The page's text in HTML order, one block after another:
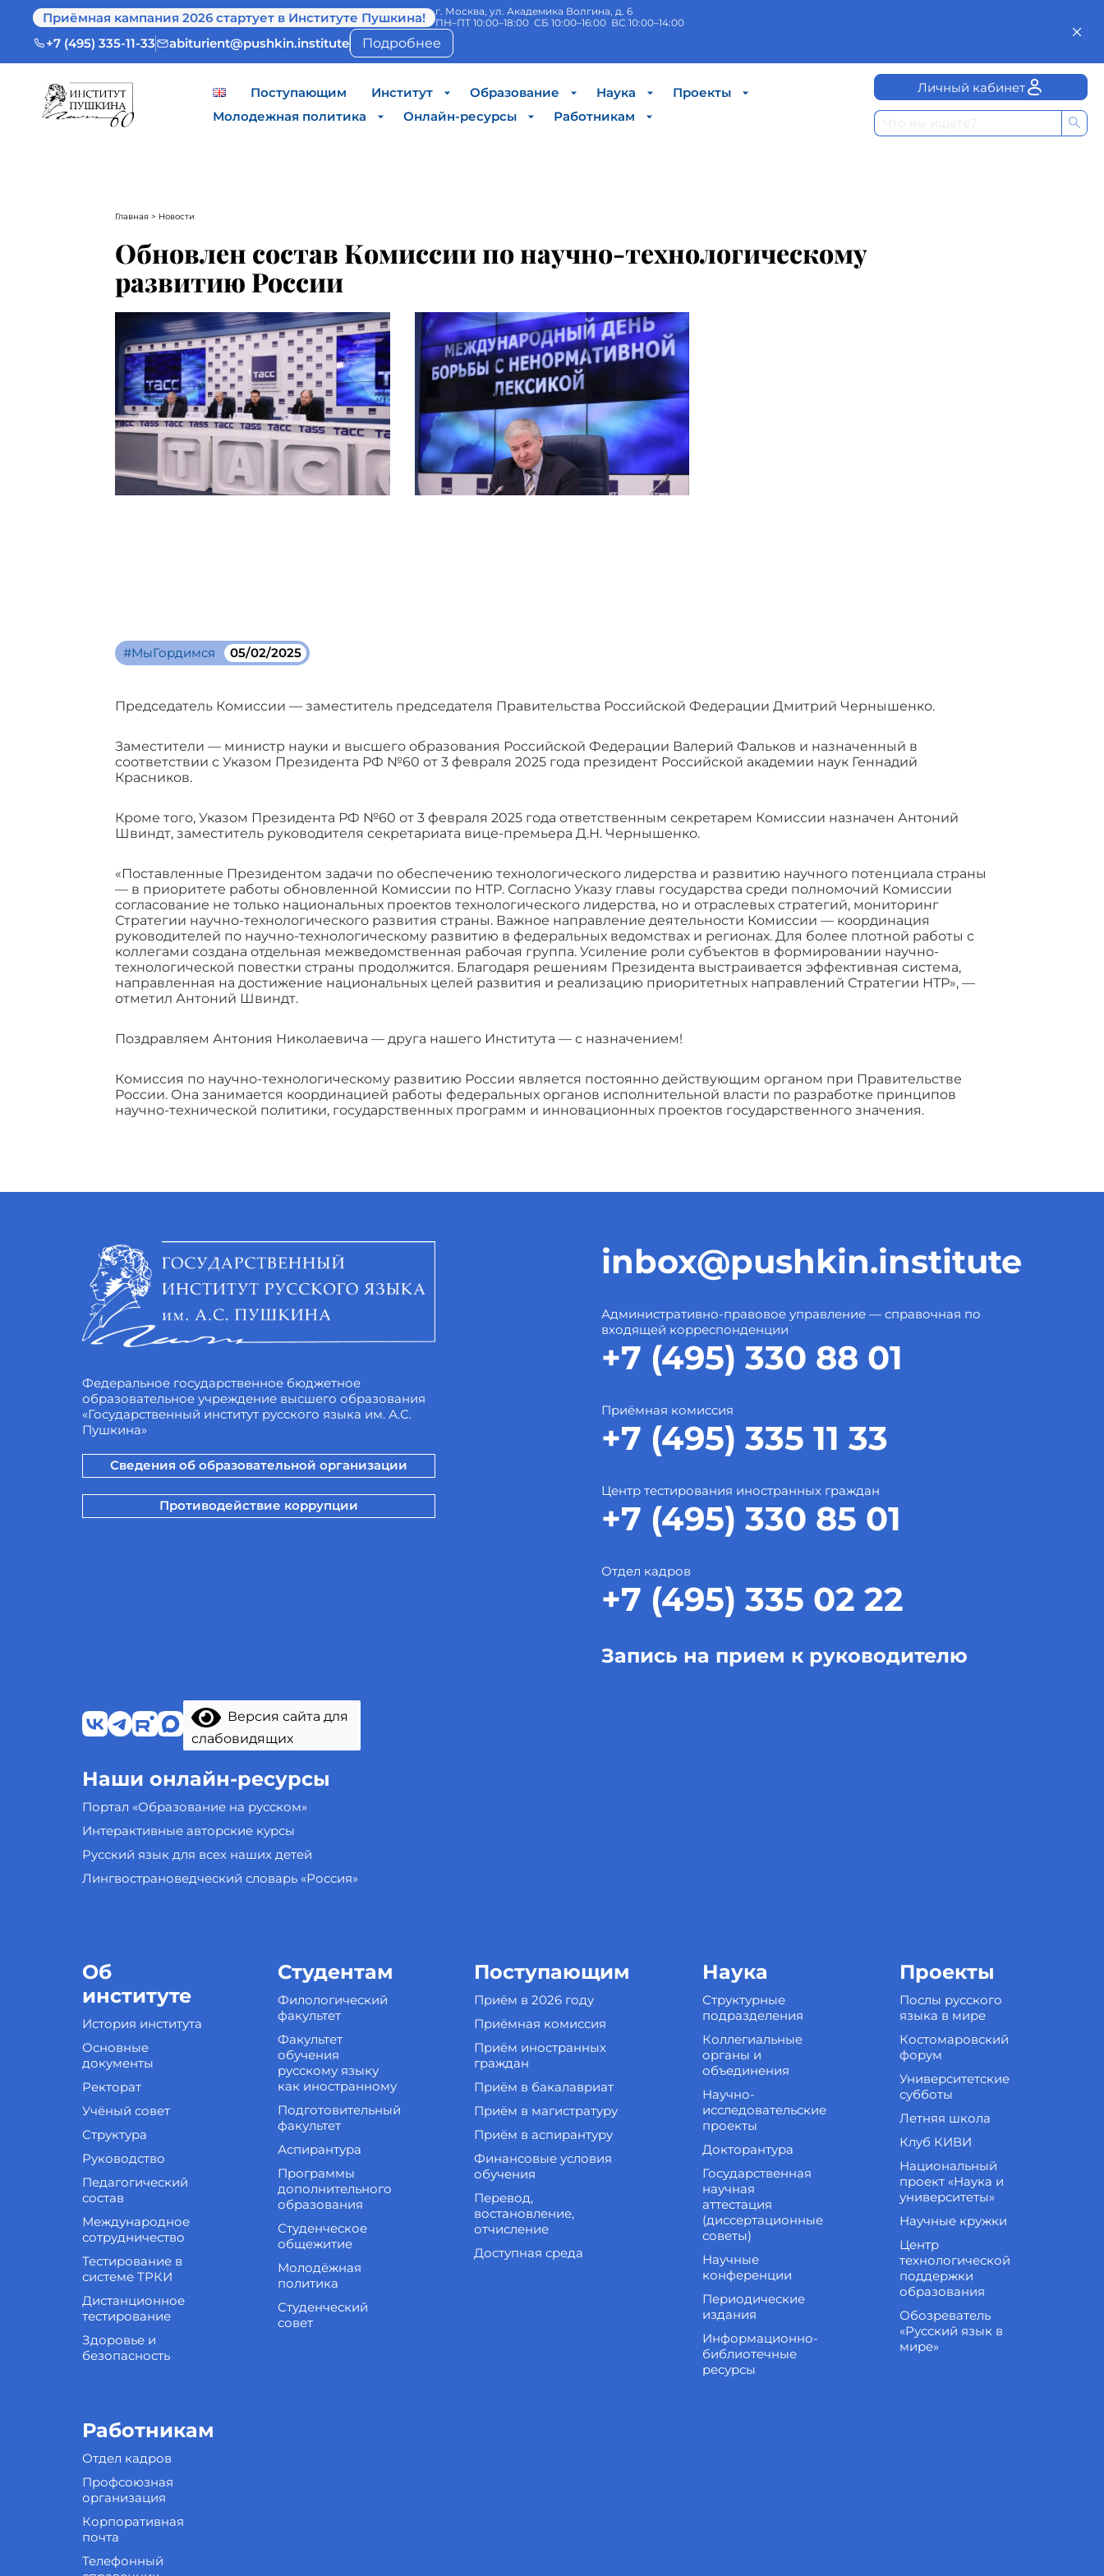
Приёмная кампания 2026 стартует в Институте Пушкина!
г. Москва, ул. Академика Волгина, д. 6
ПН–ПТ 10:00–18:00 СБ 10:00–16:00 ВС 10:00–14:00
+7 (495) 335-11-33 abiturient@pushkin.institute Подробнее
Поступающим Институт Образование Наука
Проекты
Молодежная политика
Онлайн-ресурсы Работникам
Личный кабинет
Главная > Новости
Обновлен состав Комиссии по научно-технологическому
развитию России
#МыГордимся 05/02/2025
Председатель Комиссии — заместитель председателя Правительства Российской Федерации Дмитрий Чернышенко.
Заместители — министр науки и высшего образования Российской Федерации Валерий Фальков и назначенный в
соответствии с Указом Президента РФ №60 от 3 февраля 2025 года президент Российской академии наук Геннадий
Красников.
Кроме того, Указом Президента РФ №60 от 3 февраля 2025 года ответственным секретарем Комиссии назначен Антоний
Швиндт, заместитель руководителя секретариата вице-премьера Д.Н. Чернышенко.
«Поставленные Президентом задачи по обеспечению технологического лидерства и развитию научного потенциала страны
— в приоритете работы обновленной Комиссии по НТР. Согласно Указу главы государства среди полномочий Комиссии
согласование не только национальных проектов технологического лидерства, но и отраслевых стратегий, мониторинг
Стратегии научно-технологического развития страны. Важное направление деятельности Комиссии — координация
руководителей по научно-технологическому развитию в федеральных ведомствах и регионах. Для более плотной работы с
коллегами создана отдельная межведомственная рабочая группа. Усиление роли субъектов в формировании научно-
технологической повестки страны продолжится. Благодаря решениям Президента выстраивается эффективная система,
направленная на достижение национальных целей развития и реализацию приоритетных направлений Стратегии НТР», —
отметил Антоний Швиндт.
Поздравляем Антония Николаевича — друга нашего Института — с назначением!
Комиссия по научно-технологическому развитию России является постоянно действующим органом при Правительстве
России. Она занимается координацией работы федеральных органов исполнительной власти по разработке принципов
научно-технической политики, государственных программ и инновационных проектов государственного значения.
Федеральное государственное бюджетное
образовательное учреждение высшего образования
«Государственный институт русского языка им. А.С.
Пушкина»
Сведения об образовательной организации
Противодействие коррупции
inbox@pushkin.institute
Административно-правовое управление — справочная по
входящей корреспонденции
+7 (495) 330 88 01
Приёмная комиссия
+7 (495) 335 11 33
Центр тестирования иностранных граждан
+7 (495) 330 85 01
Отдел кадров
+7 (495) 335 02 22
Запись на прием к руководителю
Версия сайта для
слабовидящих
Наши онлайн-ресурсы
Портал «Образование на русском»
Интерактивные авторские курсы
Русский язык для всех наших детей
Лингвострановедческий словарь «Россия»
Об
институте
История института
Основные
документы
Ректорат
Учёный совет
Структура
Руководство
Педагогический
состав
Международное
сотрудничество
Тестирование в
системе ТРКИ
Дистанционное
тестирование
Здоровье и
безопасность
Студентам
Филологический
факультет
Факультет
обучения
русскому языку
как иностранному
Подготовительный
факультет
Аспирантура
Программы
дополнительного
образования
Студенческое
общежитие
Молодёжная
политика
Студенческий
совет
Поступающим
Приём в 2026 году
Приёмная комиссия
Приём иностранных
граждан
Приём в бакалавриат
Приём в магистратуру
Приём в аспирантуру
Финансовые условия
обучения
Перевод,
востановление,
отчисление
Доступная среда
Наука
Структурные
подразделения
Коллегиальные
органы и
объединения
Научно-
исследовательские
проекты
Докторантура
Государственная
научная
аттестация
(диссертационные
советы)
Научные
конференции
Периодические
издания
Информационно-
библиотечные
ресурсы
Проекты
Послы русского
языка в мире
Костомаровский
форум
Университетские
субботы
Летняя школа
Клуб КИВИ
Национальный
проект «Наука и
университеты»
Научные кружки
Центр
технологической
поддержки
образования
Обозреватель
«Русский язык в
мире»
Работникам
Отдел кадров
Профсоюзная
организация
Корпоративная
почта
Телефонный